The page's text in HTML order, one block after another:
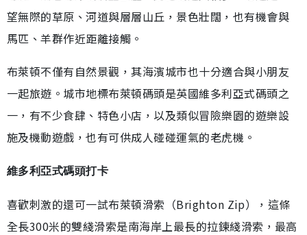
望無際的草原、河道與層層山丘，景色壯闊，也有機會與
馬匹、羊群作近距離接觸。
布萊頓不僅有自然景觀，其海濱城市也十分適合與小朋友
一起旅遊。城市地標布萊頓碼頭是英國維多利亞式碼頭之
一，有不少食肆、特色小店，以及類似冒險樂園的遊樂設
施及機動遊戲，也有可供成人碰碰運氣的老虎機。
維多利亞式碼頭打卡
喜歡刺激的還可一試布萊頓滑索（Brighton Zip），這條
全長300米的雙綫滑索是南海岸上最長的拉鍊綫滑索，最高